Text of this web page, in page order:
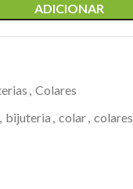
ADICIONAR
, Colares
, bijuteria , colar, colares